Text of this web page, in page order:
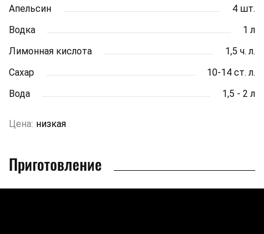
Апельсин
4 шт.
Водка
1 л
Лимонная кислота
1,5 ч. л.
Сахар
10-14 ст. л.
Вода
1,5 - 2 л
Цена: низкая
Приготовление